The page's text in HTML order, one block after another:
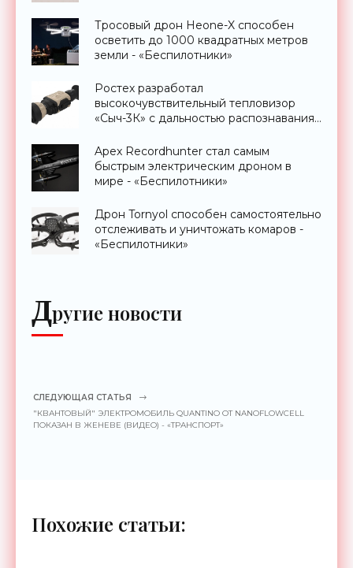
Тросовый дрон Heone-X способен
осветить до 1000 квадратных метров
земли - «Беспилотники»
Ростех разработал
высокочувствительный тепловизор
«Сыч-3К» с дальностью распознавания
Apex Recordhunter стал самым
быстрым электрическим дроном в
мире - «Беспилотники»
Дрон Tornyol способен самостоятельно
отслеживать и уничтожать комаров -
«Беспилотники»
Другие новости
СЛЕДУЮЩАЯ СТАТЬЯ
"КВАНТОВЫЙ" ЭЛЕКТРОМОБИЛЬ QUANTINO ОТ NANOFLOWCELL
ПОКАЗАН В ЖЕНЕВЕ (ВИДЕО) - «ТРАНСПОРТ»
Похожие статьи: